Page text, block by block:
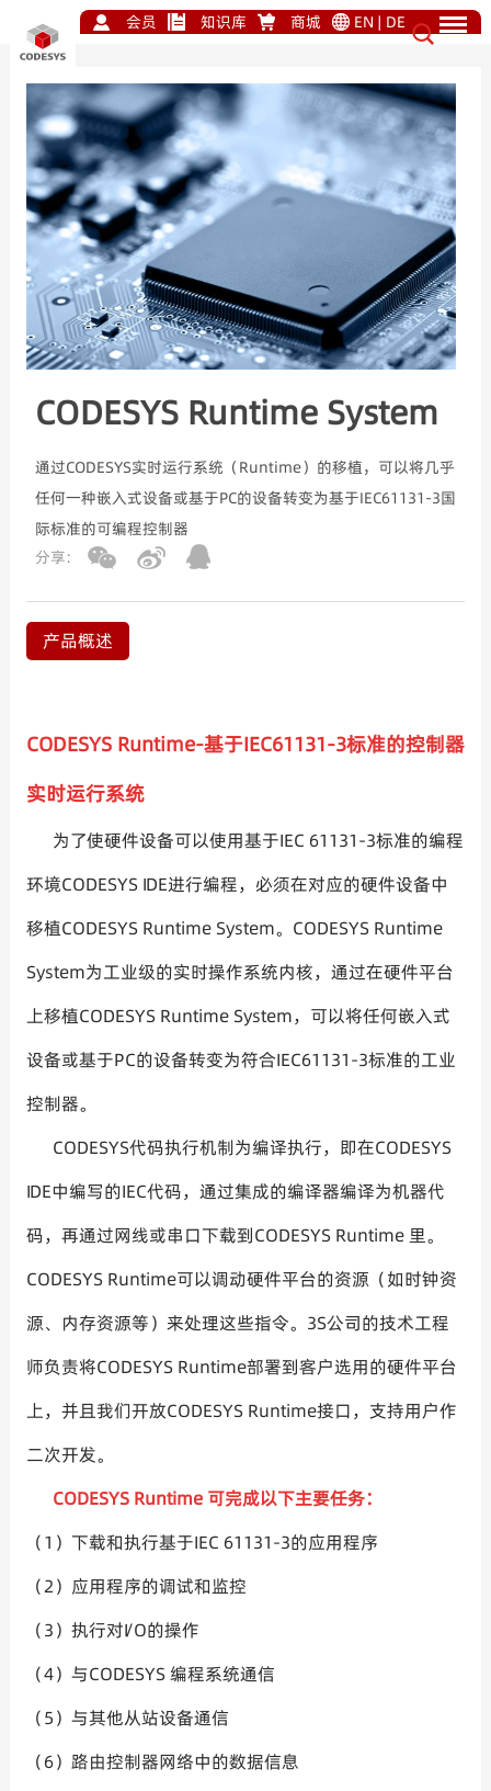
会员 知识库 商城 EN | DE
CODESYS Runtime System
通过CODESYS实时运行系统（Runtime）的移植，可以将几乎
任何一种嵌入式设备或基于PC的设备转变为基于IEC61131-3国
际标准的可编程控制器
分享:
产品概述
CODESYS Runtime-基于IEC61131-3标准的控制器
实时运行系统
为了使硬件设备可以使用基于IEC 61131-3标准的编程
环境CODESYS IDE进行编程，必须在对应的硬件设备中
移植CODESYS Runtime System。CODESYS Runtime
System为工业级的实时操作系统内核，通过在硬件平台
上移植CODESYS Runtime System，可以将任何嵌入式
设备或基于PC的设备转变为符合IEC61131-3标准的工业
控制器。
CODESYS代码执行机制为编译执行，即在CODESYS
IDE中编写的IEC代码，通过集成的编译器编译为机器代
码，再通过网线或串口下载到CODESYS Runtime 里。
CODESYS Runtime可以调动硬件平台的资源（如时钟资
源、内存资源等）来处理这些指令。3S公司的技术工程
师负责将CODESYS Runtime部署到客户选用的硬件平台
上，并且我们开放CODESYS Runtime接口，支持用户作
二次开发。
CODESYS Runtime 可完成以下主要任务：
（1）下载和执行基于IEC 61131-3的应用程序
（2）应用程序的调试和监控
（3）执行对I/O的操作
（4）与CODESYS 编程系统通信
（5）与其他从站设备通信
（6）路由控制器网络中的数据信息